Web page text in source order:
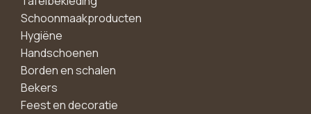
Schoonmaakproducten
Hygiëne
Handschoenen
Borden en schalen
Bekers
Feest en decoratie